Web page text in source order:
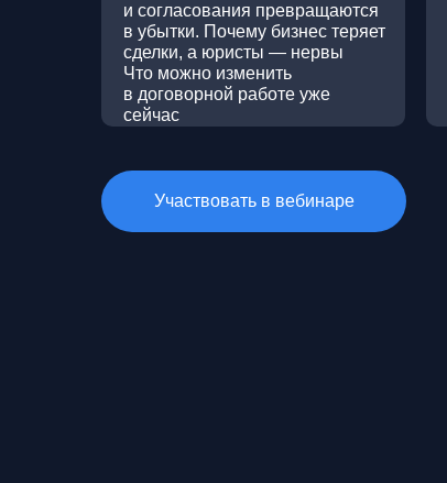
Участвовать в вебинаре
и согласования превращаются
в убытки. Почему бизнес теряет
сделки, а юристы — нервы
Что можно изменить
в договорной работе уже
сейчас